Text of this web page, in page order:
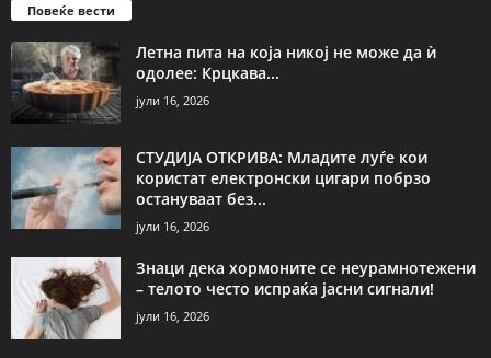
Повеќе вести
Летна пита на која никој не може да ѝ
одолее: Крцкава...
јули 16, 2026
СТУДИЈА ОТКРИВА: Младите луѓе кои
користат електронски цигари побрзо
остануваат без...
јули 16, 2026
Знаци дека хормоните се неурамнотежени
– телото често испраќа јасни сигнали!
јули 16, 2026